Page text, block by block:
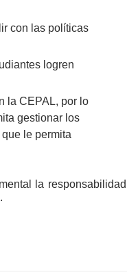
con las políticas
logren
la CEPAL, por lo
gestionar los
le permita
la responsabilidad